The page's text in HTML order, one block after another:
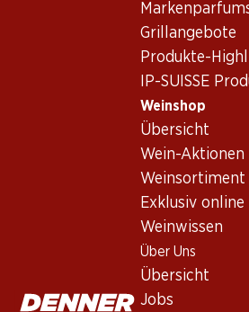
Grillangebote
Produkte-
IP-SUISSE
Weinshop
Übersicht
Wein-Aktionen
Weinsortiment
Exklusiv online
Weinwissen
Über Uns
Übersicht
Jobs
Vorderseite
Dôle Léon Foody
Wallis
Leuchtendes Rubinrot. Elegante